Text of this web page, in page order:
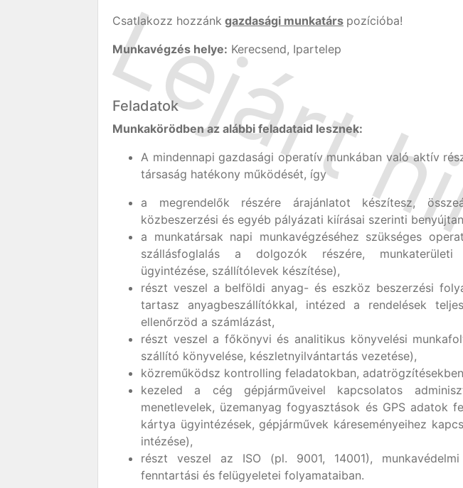
Csatlakozz hozzánk gazdasági munkatárs pozícióba!
Munkavégzés helye: Kerecsend, Ipartelep
Feladatok
Munkakörödben az alábbi feladataid lesznek:
A mindennapi gazdasági operatív munkában való aktív
társaság hatékony működését, így
a megrendelők részére árajánlatot készítesz,
közbeszerzési és egyéb pályázati kiírásai szerinti
a munkatársak napi munkavégzéséhez szükséges
szállásfoglalás a dolgozók részére, munkaterületi
ügyintézése, szállítólevek készítése),
részt veszel a belföldi anyag- és eszköz beszerzési
tartasz anyagbeszállítókkal, intézed a rendelések
ellenőrzöd a számlázást,
részt veszel a főkönyvi és analitikus könyvelési
szállító könyvelése, készletnyilvántartás vezetése),
közreműködsz kontrolling feladatokban,
kezeled a cég gépjárműveivel kapcsolatos
menetlevelek, üzemanyag fogyasztások és GPS adatok
kártya ügyintézések, gépjárművek káreseményeihez
intézése),
részt veszel az ISO (pl. 9001, 14001),
fenntartási és felügyeletei folyamataiban.